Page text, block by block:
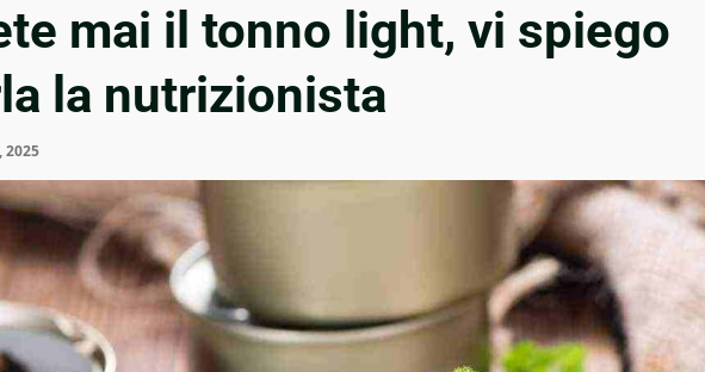
mai il tonno light, vi spiego
la nutrizionista
2025